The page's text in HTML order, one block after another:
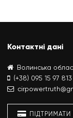
Контактні дані
Волинська
(+38) 095 15 97 813